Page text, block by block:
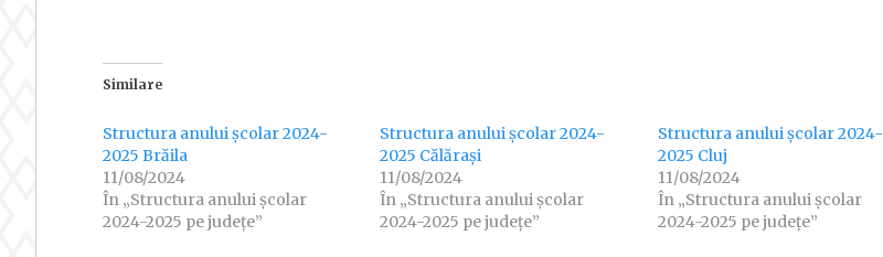
Similare
Structura anului școlar 2024-
2025 Brăila
11/08/2024
În „Structura anului școlar
2024-2025 pe județe”
Structura anului școlar 2024-
2025 Călărași
11/08/2024
În „Structura anului școlar
2024-2025 pe județe”
Structura anului școlar 2024-
2025 Cluj
11/08/2024
În „Structura anului școlar
2024-2025 pe județe”